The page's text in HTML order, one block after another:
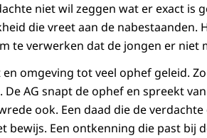
niet wil zeggen wat er exact is
die vreet aan de nabestaanden.
te verwerken dat de jongen er niet
omgeving tot veel ophef geleid.
AG snapt de ophef en spreekt
ook. Een daad die de
bewijs. Een ontkenning die past bij